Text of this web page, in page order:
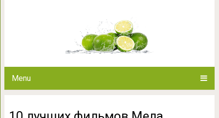
Menu
католика и